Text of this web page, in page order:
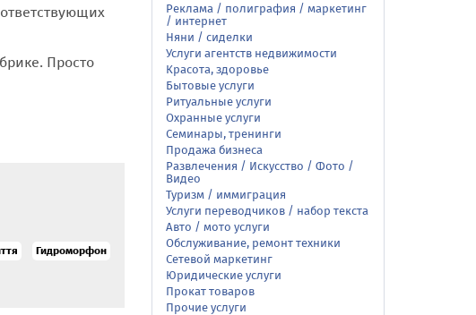
Просто
Гидроморфон
Реклама / полиграфия / маркетинг
/ интернет
Няни / сиделки
Услуги агентств недвижимости
Красота, здоровье
Бытовые услуги
Ритуальные услуги
Охранные услуги
Семинары, тренинги
Продажа бизнеса
Развлечения / Искусство / Фото /
Видео
Туризм / иммиграция
Услуги переводчиков / набор текста
Авто / мото услуги
Обслуживание, ремонт техники
Сетевой маркетинг
Юридические услуги
Прокат товаров
Прочие услуги